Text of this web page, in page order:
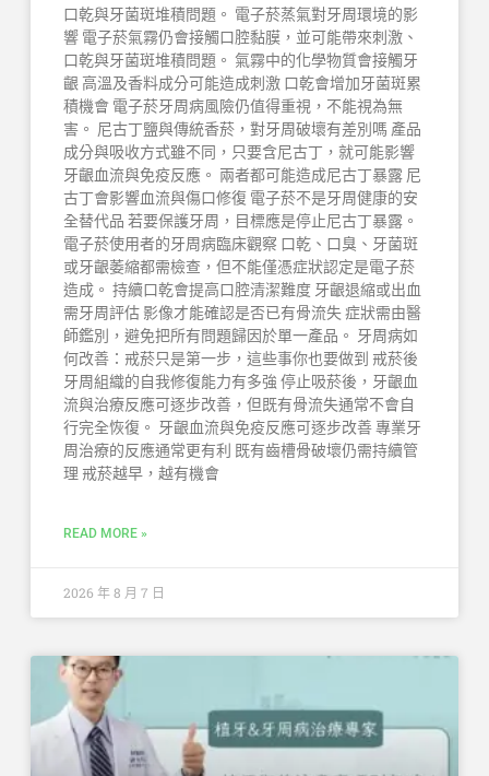
口乾與牙菌斑堆積問題。 電子菸蒸氣對牙周環境的影
響 電子菸氣霧仍會接觸口腔黏膜，並可能帶來刺激、
口乾與牙菌斑堆積問題。 氣霧中的化學物質會接觸牙
齦 高溫及香料成分可能造成刺激 口乾會增加牙菌斑累
積機會 電子菸牙周病風險仍值得重視，不能視為無
害。 尼古丁鹽與傳統香菸，對牙周破壞有差別嗎 產品
成分與吸收方式雖不同，只要含尼古丁，就可能影響
牙齦血流與免疫反應。 兩者都可能造成尼古丁暴露 尼
古丁會影響血流與傷口修復 電子菸不是牙周健康的安
全替代品 若要保護牙周，目標應是停止尼古丁暴露。
電子菸使用者的牙周病臨床觀察 口乾、口臭、牙菌斑
或牙齦萎縮都需檢查，但不能僅憑症狀認定是電子菸
造成。 持續口乾會提高口腔清潔難度 牙齦退縮或出血
需牙周評估 影像才能確認是否已有骨流失 症狀需由醫
師鑑別，避免把所有問題歸因於單一產品。 牙周病如
何改善：戒菸只是第一步，這些事你也要做到 戒菸後
牙周組織的自我修復能力有多強 停止吸菸後，牙齦血
流與治療反應可逐步改善，但既有骨流失通常不會自
行完全恢復。 牙齦血流與免疫反應可逐步改善 專業牙
周治療的反應通常更有利 既有齒槽骨破壞仍需持續管
理 戒菸越早，越有機會
READ MORE »
2026 年 8 月 7 日